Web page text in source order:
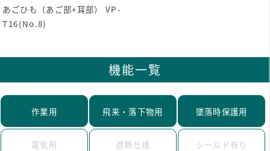
あごひも（あご部+耳部） VP-
T16(No.8)
機能一覧
作業用 飛来・落下物用 墜落時保護用
電気用 遮熱仕様 シールド有り